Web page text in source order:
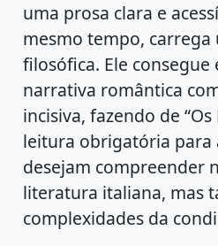
uma prosa clara e
mesmo tempo,
filosófica. Ele
narrativa romântica
incisiva, fazendo de
leitura obrigatória para
desejam compreender
literatura italiana, mas
complexidades da